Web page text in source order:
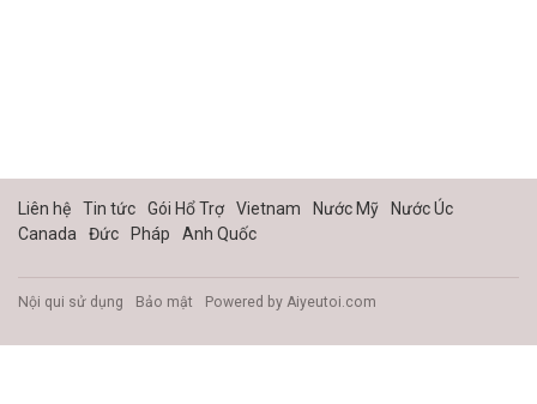
Liên hệ Tin tức Gói Hổ Trợ Vietnam Nước Mỹ
Nước Úc
Canada
Đức Pháp Anh Quốc
Nội qui sử dụng Bảo mật Powered by Aiyeutoi.com